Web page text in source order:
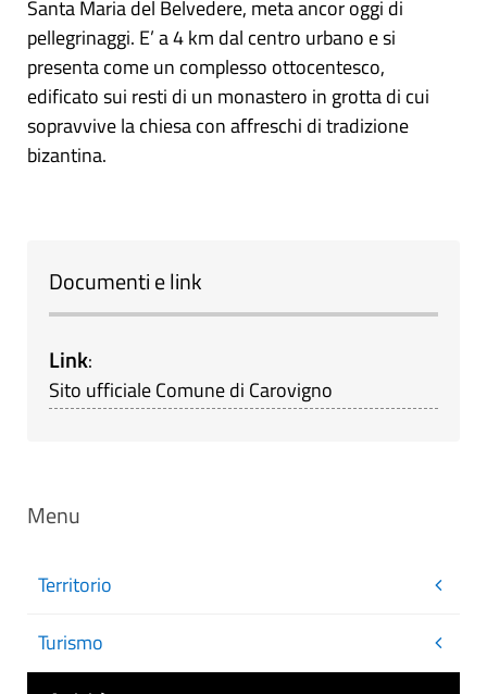
Santa Maria del Belvedere, meta ancor oggi di
pellegrinaggi. E’ a 4 km dal centro urbano e si
presenta come un complesso ottocentesco,
edificato sui resti di un monastero in grotta di cui
sopravvive la chiesa con affreschi di tradizione
bizantina.
Documenti e link
Link:
Sito ufficiale Comune di Carovigno
Menu
Territorio
Turismo